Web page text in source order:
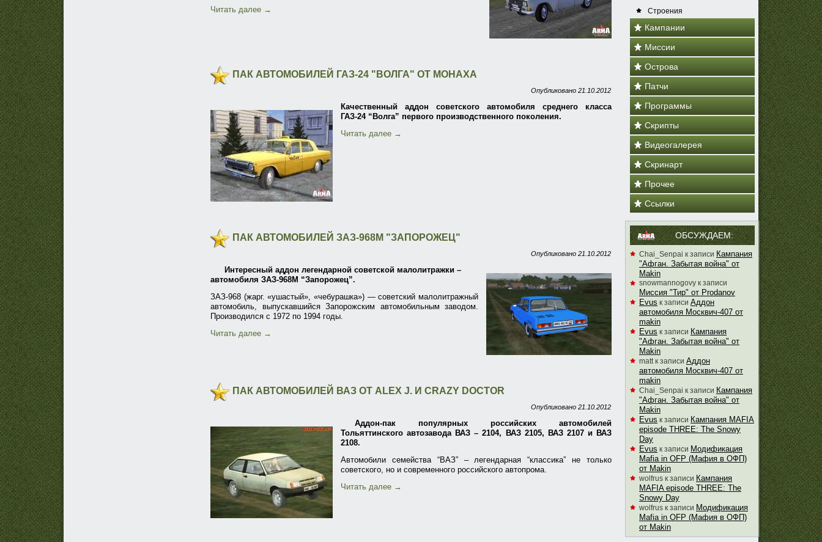
Читать далее →
ПАК АВТОМОБИЛЕЙ ГАЗ-24 "ВОЛГА" ОТ МОНАХА
Опубликовано 21.10.2012
Качественный аддон советского автомобиля среднего класса
ГАЗ-24 “Волга” первого производственного поколения.
Читать далее →
ПАК АВТОМОБИЛЕЙ ЗАЗ-968М "ЗАПОРОЖЕЦ"
Опубликовано 21.10.2012
Интересный аддон легендарной советской малолитражки –
автомобиля ЗАЗ-968М “Запорожец”.
ЗАЗ-968 (жарг. «ушастый», «чебурашка») — советский малолитражный
автомобиль, выпускавшийся Запорожским автомобильным заводом.
Производился с 1972 по 1994 годы.
Читать далее →
ПАК АВТОМОБИЛЕЙ ВАЗ ОТ ALEX J. И CRAZY DOCTOR
Опубликовано 21.10.2012
Аддон-пак популярных российских автомобилей
Тольяттинского автозавода ВАЗ – 2104, ВАЗ 2105, ВАЗ 2107 и ВАЗ
2108.
Автомобили семейства “ВАЗ” – легендарная “классика” не только
советского, но и современного российского автопрома.
Читать далее →
Строения
Кампании
Миссии
Острова
Патчи
Программы
Скрипты
Видеогалерея
Скринарт
Прочее
Ссылки
ОБСУЖДАЕМ:
Chai_Senpai к записи Кампания
"Афган. Забытая война" от
Makin
snowmannogovy к записи
Миссия "Тир" от Prodanov
Evus к записи Аддон
автомобиля Москвич-407 от
makin
Evus к записи Кампания
"Афган. Забытая война" от
Makin
mattк записи Аддон
автомобиля Москвич-407 от
makin
Chai_Senpai к записи Кампания
"Афган. Забытая война" от
Makin
Evus к записи Кампания MAFIA
episode THREE: The Snowy
Day
Evus к записи Модификация
Mafia in OFP (Мафия в ОФП)
от Makin
wolfrus к записи Кампания
MAFIA episode THREE: The
Snowy Day
wolfrus к записи Модификация
Mafia in OFP (Мафия в ОФП)
от Makin